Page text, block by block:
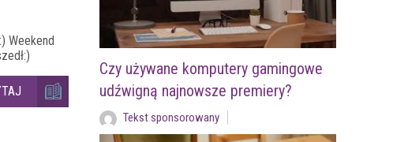
Weekend
Czy używane komputery gamingowe
udźwigną najnowsze premiery?
Tekst sponsorowany